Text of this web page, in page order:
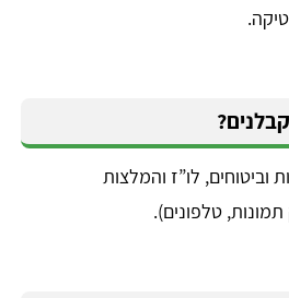
וביטוחים, לו”ז והמלצות
טלפונים).